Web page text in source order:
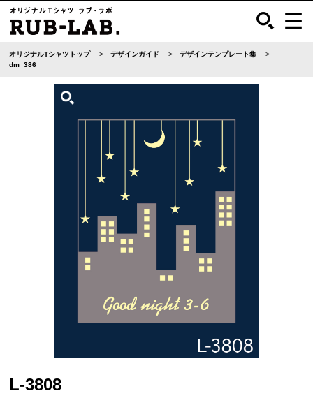
オリジナルTシャツトップ デザインガイド
デザインテンプレート集
dm_386
L-3808